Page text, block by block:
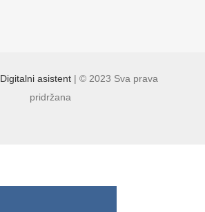
Digitalni asistent| © 2023 Sva prava
pridržana